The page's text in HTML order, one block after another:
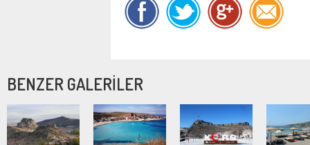
BENZER GALERİLER